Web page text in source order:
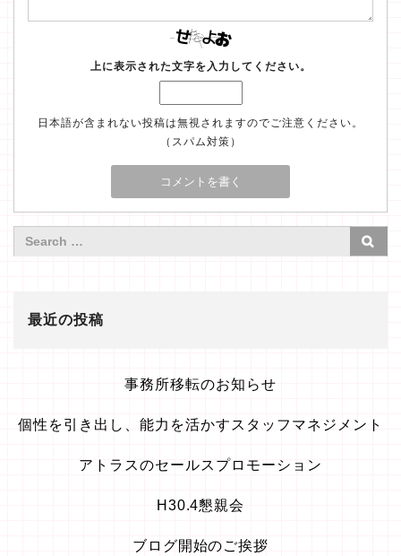
上に表示された文字を入力してください。
日本語が含まれない投稿は無視されますのでご注意ください。
（スパム対策）
最近の投稿
事務所移転のお知らせ
個性を引き出し、能力を活かすスタッフマネジメント
アトラスのセールスプロモーション
H30.4懇親会
ブログ開始のご挨拶